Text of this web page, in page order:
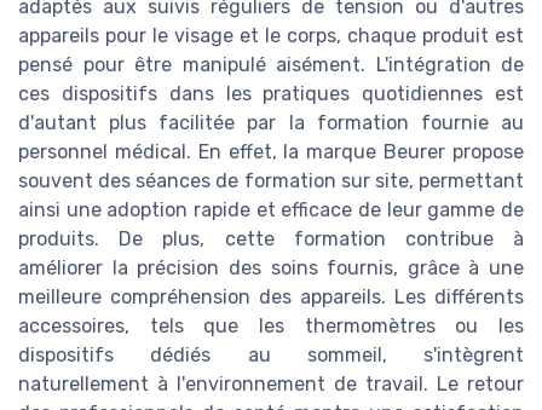
adaptés aux suivis réguliers de tension ou d'autres
appareils pour le visage et le corps, chaque produit est
pensé pour être manipulé aisément. L'intégration de
ces dispositifs dans les pratiques quotidiennes est
d'autant plus facilitée par la formation fournie au
personnel médical. En effet, la marque Beurer propose
souvent des séances de formation sur site, permettant
ainsi une adoption rapide et efficace de leur gamme de
produits. De plus, cette formation contribue à
améliorer la précision des soins fournis, grâce à une
meilleure compréhension des appareils. Les différents
accessoires, tels que les thermomètres ou les
dispositifs dédiés au sommeil, s'intègrent
naturellement à l'environnement de travail. Le retour